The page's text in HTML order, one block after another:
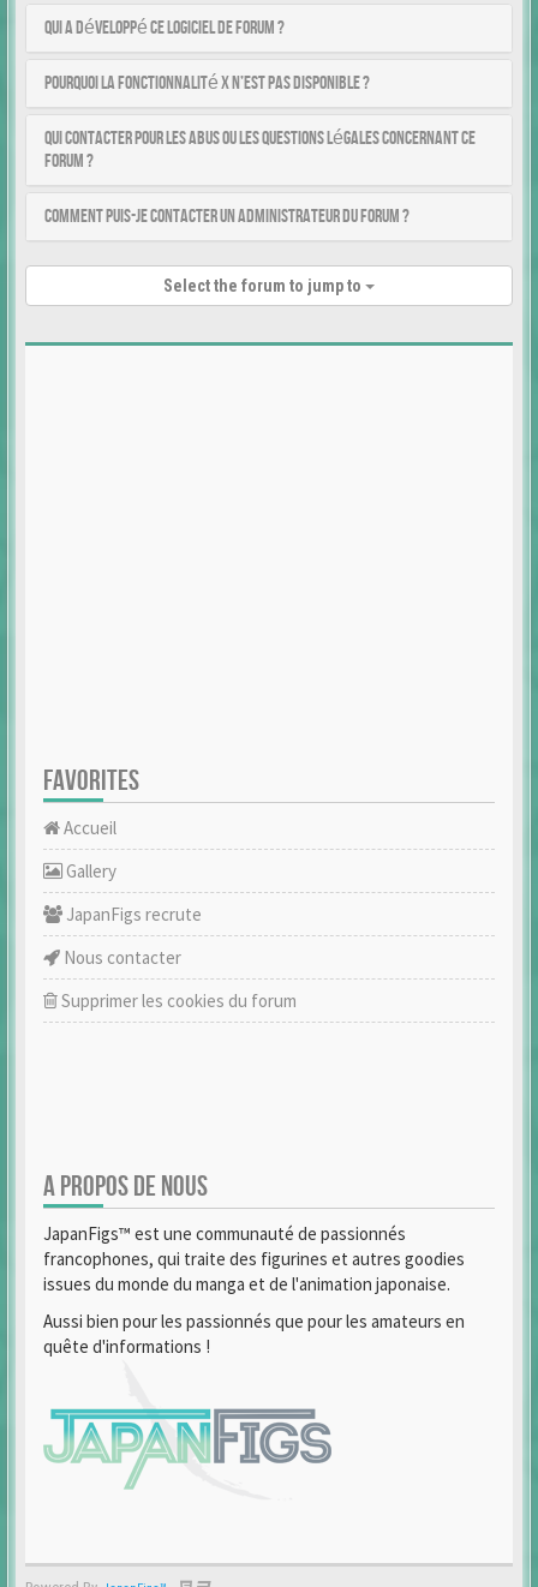
Qui a développé ce logiciel de forum ?
Pourquoi la fonctionnalité X n’est pas disponible ?
Qui contacter pour les abus ou les questions légales concernant ce
forum ?
Comment puis-je contacter un administrateur du forum ?
Select the forum to jump to
FAVORITES
Accueil
Gallery
JapanFigs recrute
Nous contacter
Supprimer les cookies du forum
A PROPOS DE NOUS
JapanFigs™ est une communauté de passionnés
francophones, qui traite des figurines et autres goodies
issues du monde du manga et de l'animation japonaise.
Aussi bien pour les passionnés que pour les amateurs en
quête d'informations !